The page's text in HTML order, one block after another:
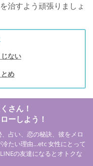
治すよう頑張りましょ
ない
め
さん！
ーしよう！
占い、恋の秘訣、彼をメロ
たい理由…etc 女性にとって
の友達になるとオトクな